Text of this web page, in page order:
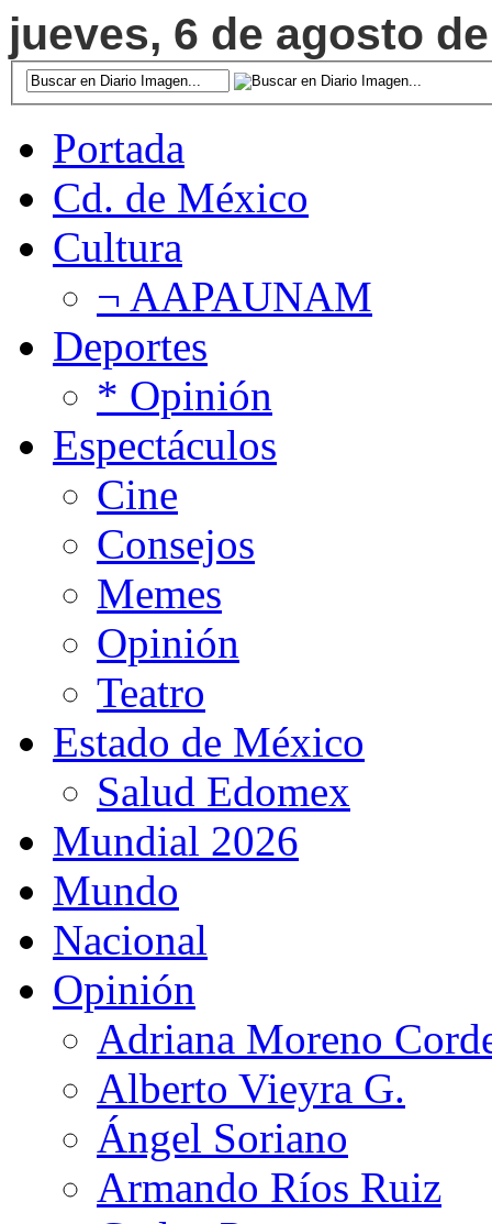
jueves, 6 de agosto
Portada
Cd. de México
Cultura
¬ AAPAUNAM
Deportes
* Opinión
Espectáculos
Cine
Consejos
Memes
Opinión
Teatro
Estado de México
Salud Edomex
Mundial 2026
Mundo
Nacional
Opinión
Adriana Moreno
Alberto Vieyra G.
Ángel Soriano
Armando Ríos Ruiz